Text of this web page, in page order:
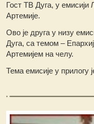
Гост ТВ Дуга, у емисији
Артемије.
Ово је друга у низу
Дуга, са темом –
Артемијем на челу.
Тема емисије у прилогу